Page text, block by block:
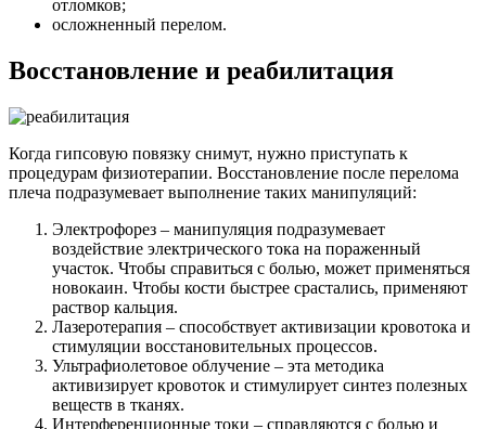
отломков;
осложненный перелом.
Восстановление и реабилитация
Когда гипсовую повязку снимут, нужно приступать к
процедурам физиотерапии. Восстановление после перелома
плеча подразумевает выполнение таких манипуляций:
Электрофорез – манипуляция подразумевает
воздействие электрического тока на пораженный
участок. Чтобы справиться с болью, может применяться
новокаин. Чтобы кости быстрее срастались, применяют
раствор кальция.
Лазеротерапия – способствует активизации кровотока и
стимуляции восстановительных процессов.
Ультрафиолетовое облучение – эта методика
активизирует кровоток и стимулирует синтез полезных
веществ в тканях.
Интерференционные токи – справляются с болью и